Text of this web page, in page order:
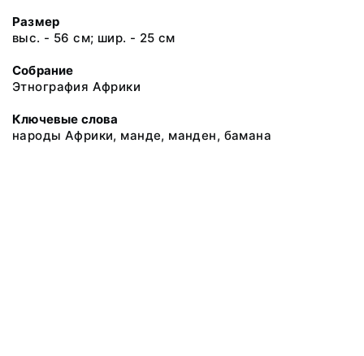
Размер
выс. - 56 см; шир. - 25 см
Собрание
Этнография Африки
Ключевые слова
народы Африки, манде, манден, бамана